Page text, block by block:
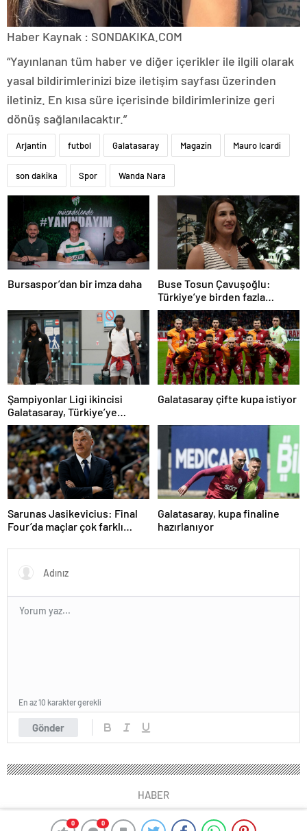
0 0
Haber Kaynak : SONDAKIKA.COM
“Yayınlanan tüm haber ve diğer içerikler ile ilgili olarak
yasal bildirimlerinizi bize iletişim sayfası üzerinden
iletiniz. En kısa süre içerisinde bildirimlerinize geri
dönüş sağlanılacaktır.”
Arjantin futbol Galatasaray Magazin Mauro Icardi
son dakika Spor Wanda Nara
Bursaspor’dan bir imza daha
Buse Tosun Çavuşoğlu:
Türkiye’ye birden fazla
madalya getireceğine
inanıyorum
Şampiyonlar Ligi ikincisi
Galatasaray, Türkiye’ye
döndü
Galatasaray çifte kupa istiyor
Sarunas Jasikevicius: Final
Four’da maçlar çok farklı
Galatasaray, kupa finaline
hazırlanıyor
Gönder
En az 10 karakter gerekli
HABER